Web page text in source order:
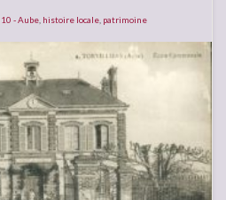
10 - Aube, histoire locale, patrimoine